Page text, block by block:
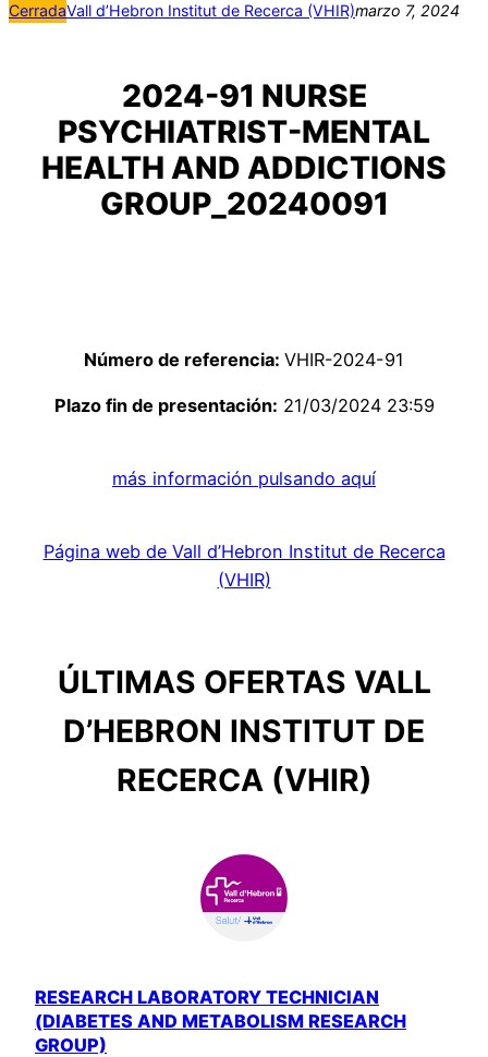
CerradaVall d’Hebron Institut de Recerca (VHIR)marzo 7, 2024
2024-91 NURSE
PSYCHIATRIST-MENTAL
HEALTH AND ADDICTIONS
GROUP_20240091
Número de referencia: VHIR-2024-91
Plazo fin de presentación: 21/03/2024 23:59
más información pulsando aquí
Página web de Vall d’Hebron Institut de Recerca
(VHIR)
ÚLTIMAS OFERTAS VALL
D’HEBRON INSTITUT DE
RECERCA (VHIR)
RESEARCH LABORATORY TECHNICIAN
(DIABETES AND METABOLISM RESEARCH
GROUP)